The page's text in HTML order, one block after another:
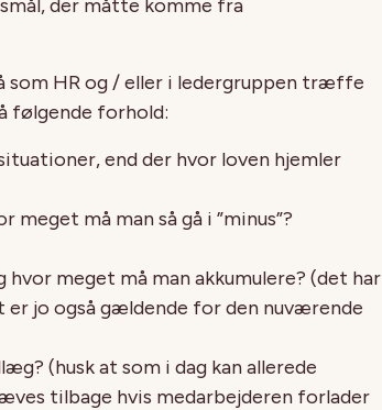
der måtte komme fra
som HR og / eller i ledergruppen træffe
følgende forhold:
end der hvor loven hjemler
må man så gå i ”minus”?
meget må man akkumulere? (det har
jo også gældende for den nuværende
(husk at som i dag kan allerede
tilbage hvis medarbejderen forlader